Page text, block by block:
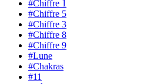
#Chiffre 1
#Chiffre 5
#Chiffre 3
#Chiffre 8
#Chiffre 9
#Lune
#Chakras
#11